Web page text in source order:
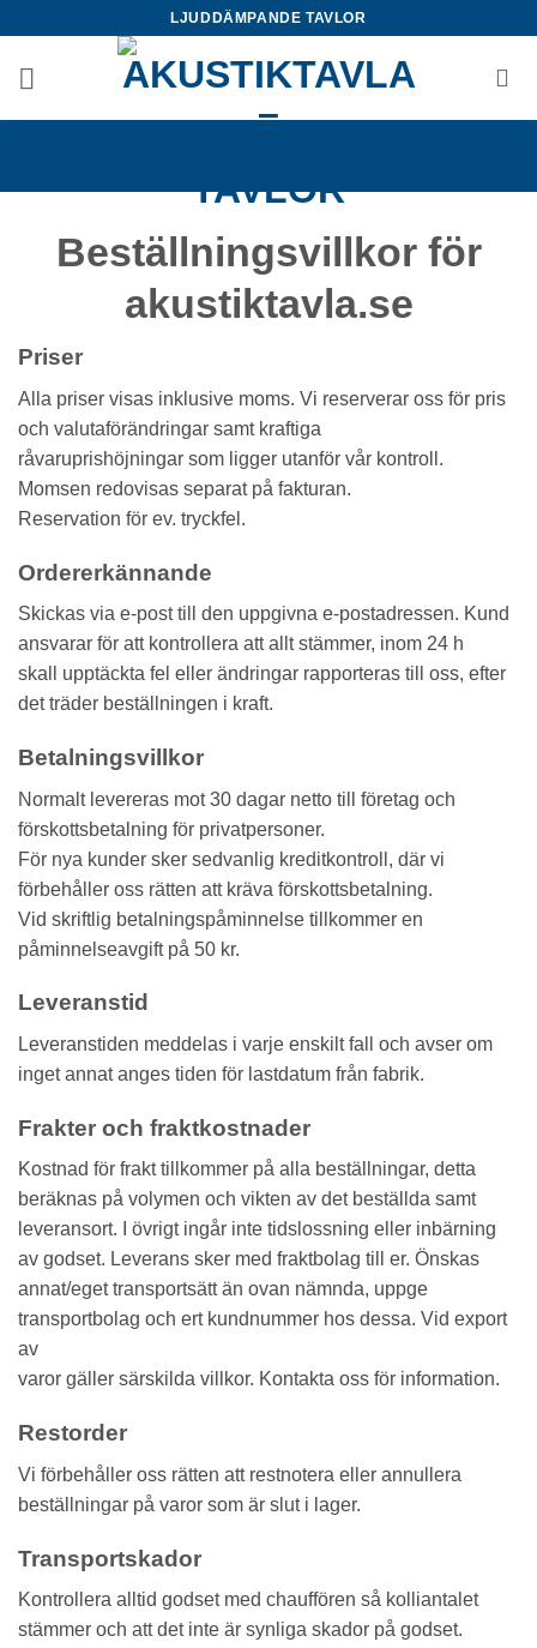
content
LJUDDÄMPANDE TAVLOR
Beställningsvillkor för
akustiktavla.se
Priser
Alla priser visas inklusive moms. Vi reserverar oss för pris
och valutaförändringar samt kraftiga
råvaruprishöjningar som ligger utanför vår kontroll.
Momsen redovisas separat på fakturan.
Reservation för ev. tryckfel.
Ordererkännande
Skickas via e-post till den uppgivna e-postadressen. Kund
ansvarar för att kontrollera att allt stämmer, inom 24 h
skall upptäckta fel eller ändringar rapporteras till oss, efter
det träder beställningen i kraft.
Betalningsvillkor
Normalt levereras mot 30 dagar netto till företag och
förskottsbetalning för privatpersoner.
För nya kunder sker sedvanlig kreditkontroll, där vi
förbehåller oss rätten att kräva förskottsbetalning.
Vid skriftlig betalningspåminnelse tillkommer en
påminnelseavgift på 50 kr.
Leveranstid
Leveranstiden meddelas i varje enskilt fall och avser om
inget annat anges tiden för lastdatum från fabrik.
Frakter och fraktkostnader
Kostnad för frakt tillkommer på alla beställningar, detta
beräknas på volymen och vikten av det beställda samt
leveransort. I övrigt ingår inte tidslossning eller inbärning
av godset. Leverans sker med fraktbolag till er. Önskas
annat/eget transportsätt än ovan nämnda, uppge
transportbolag och ert kundnummer hos dessa. Vid export
av
varor gäller särskilda villkor. Kontakta oss för information.
Restorder
Vi förbehåller oss rätten att restnotera eller annullera
beställningar på varor som är slut i lager.
Transportskador
Kontrollera alltid godset med chauffören så kolliantalet
stämmer och att det inte är synliga skador på godset.